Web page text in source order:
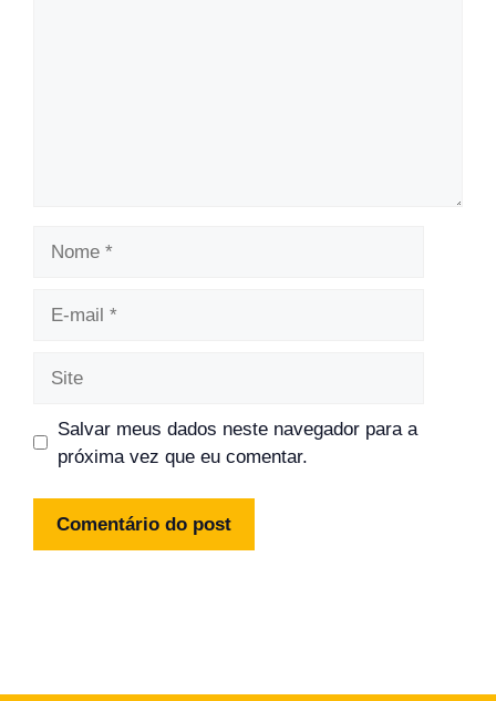
Salvar meus dados neste navegador para a
próxima vez que eu comentar.